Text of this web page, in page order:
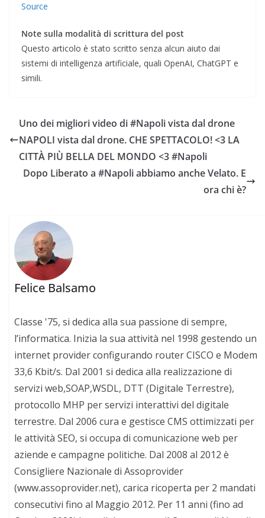
Source
Note sulla modalità di scrittura del post
Questo articolo è stato scritto senza alcun aiuto dai
sistemi di intelligenza artificiale, quali OpenAI, ChatGPT e
simili.
Uno dei migliori video di #Napoli vista dal drone
NAPOLI vista dal drone. CHE SPETTACOLO! <3 LA
CITTÀ PIÙ BELLA DEL MONDO <3 #Napoli
Dopo Liberato a #Napoli abbiamo anche Velato. E
ora chi è?
Felice Balsamo
Classe '75, si dedica alla sua passione di sempre,
l’informatica. Inizia la sua attività nel 1998 gestendo un
internet provider configurando router CISCO e Modem
33,6 Kbit/s. Dal 2001 si dedica alla realizzazione di
servizi web,SOAP,WSDL, DTT (Digitale Terrestre),
protocollo MHP per servizi interattivi del digitale
terrestre. Dal 2006 cura e gestisce CMS ottimizzati per
le attività SEO, si occupa di comunicazione web per
aziende e campagne politiche. Dal 2008 al 2012 è
Consigliere Nazionale di Assoprovider
(www.assoprovider.net), carica ricoperta per 2 mandati
consecutivi fino al Maggio 2012. Per 11 anni (fino ad